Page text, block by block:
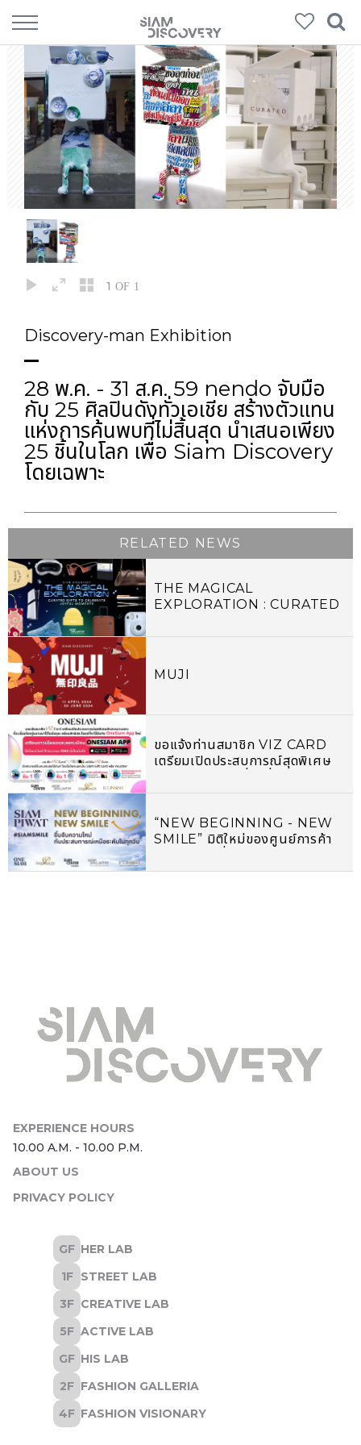
1 OF 1
Discovery-man Exhibition
28 พ.ค. - 31 ส.ค. 59 nendo จับมือ
กับ 25 ศิลปินดังทั่วเอเชีย สร้างตัวแทน
แห่งการค้นพบที่ไม่สิ้นสุด นำเสนอเพียง
25 ชิ้นในโลก เพื่อ Siam Discovery
โดยเฉพาะ
RELATED NEWS
THE MAGICAL
EXPLORATION : CURATED
JOYFUL MOMENTS
MUJI
ขอแจ้งท่านสมาชิก VIZ CARD
เตรียมเปิดประสบการณ์สุดพิเศษ
ขนานมาไว้ในมือคุณ พร้อมสิทธิ
APP ใหม่
“NEW BEGINNING - NEW
SMILE” มิติใหม่ของศูนย์การค้า
รอยยิ้มให้แก่ผู้คน
ABOUT US
PRIVACY POLICY